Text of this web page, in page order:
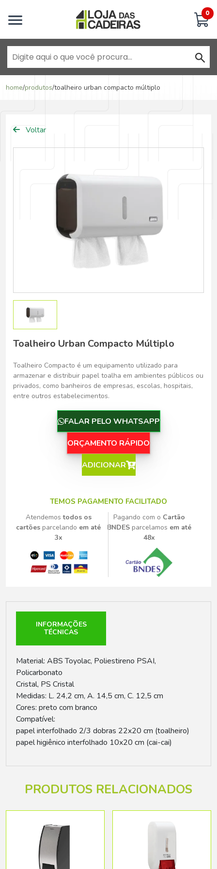
0
home/produtos/toalheiro urban compacto múltiplo
Voltar
Toalheiro Urban Compacto Múltiplo
Toalheiro Compacto é um equipamento utilizado para
armazenar e distribuir papel toalha em ambientes públicos ou
privados, como banheiros de empresas, escolas, hospitais,
entre outros estabelecimentos.
FALAR PELO WHATSAPP
ORÇAMENTO RÁPIDO
ADICIONAR
TEMOS PAGAMENTO FACILITADO
Atendemostodos os
cartões parcelando em até
3x
Pagando com o Cartão
BNDESparcelamos em até
48x
INFORMAÇÕES
TÉCNICAS
Material: ABS Toyolac, Poliestireno PSAI,
Policarbonato
Cristal, PS Cristal
Medidas: L. 24,2 cm, A. 14,5 cm, C. 12,5 cm
Cores: preto com branco
Compatível:
papel interfolhado 2/3 dobras 22x20 cm (toalheiro)
papel higiênico interfolhado 10x20 cm (cai-cai)
PRODUTOS RELACIONADOS
Inicie uma conversa
Goiânia - Jardim América
Anápolis - Jundiaí
Brasília - Asa Sul
Belo Horizonte - Belo Horizonte